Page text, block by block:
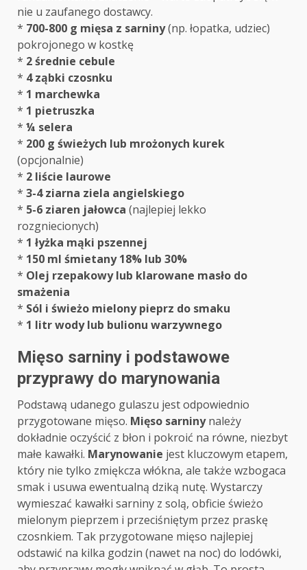
nie u zaufanego dostawcy.
* 700-800 g mięsa z sarniny(np. łopatka, udziec)
pokrojonego w kostkę
* 2 średnie cebule
* 4 ząbki czosnku
* 1 marchewka
* 1 pietruszka
* ¼ selera
* 200 g świeżych lub mrożonych kurek
(opcjonalnie)
* 2 liście laurowe
* 3-4 ziarna ziela angielskiego
* 5-6 ziaren jałowca (najlepiej lekko
rozgniecionych)
* 1 łyżka mąki pszennej
* 150 ml śmietany 18% lub 30%
* Olej rzepakowy lub klarowane masło do
smażenia
* Sól i świeżo mielony pieprz do smaku
* 1 litr wody lub bulionu warzywnego
Mięso sarniny i podstawowe
przyprawy do marynowania
Podstawą udanego gulaszu jest odpowiednio
przygotowane mięso. Mięso sarninynależy
dokładnie oczyścić z błon i pokroić na równe, niezbyt
małe kawałki. Marynowanie jest kluczowym etapem,
który nie tylko zmiękcza włókna, ale także wzbogaca
smak i usuwa ewentualną dziką nutę. Wystarczy
wymieszać kawałki sarniny z solą, obficie świeżo
mielonym pieprzem i przeciśniętym przez praskę
czosnkiem. Tak przygotowane mięso najlepiej
odstawić na kilka godzin (nawet na noc) do lodówki,